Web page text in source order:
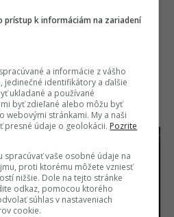
komunikácie na UCM v Trnave, ktorý
10 rokov profesionálne venuje analýze
prístup k informáciám na zariadení
a informácie z vášho
jedinečné identifikátory a ďalšie
ukladané a používané
byť zdieľané alebo môžu byť
webovými stránkami. My a naši
údaje o geolokácii. Pozrite
vaše osobné údaje na
proti ktorému môžete vzniesť
nižšie. Dole na tejto stránke
odkaz, pomocou ktorého
súhlas v nastaveniach
cookie.